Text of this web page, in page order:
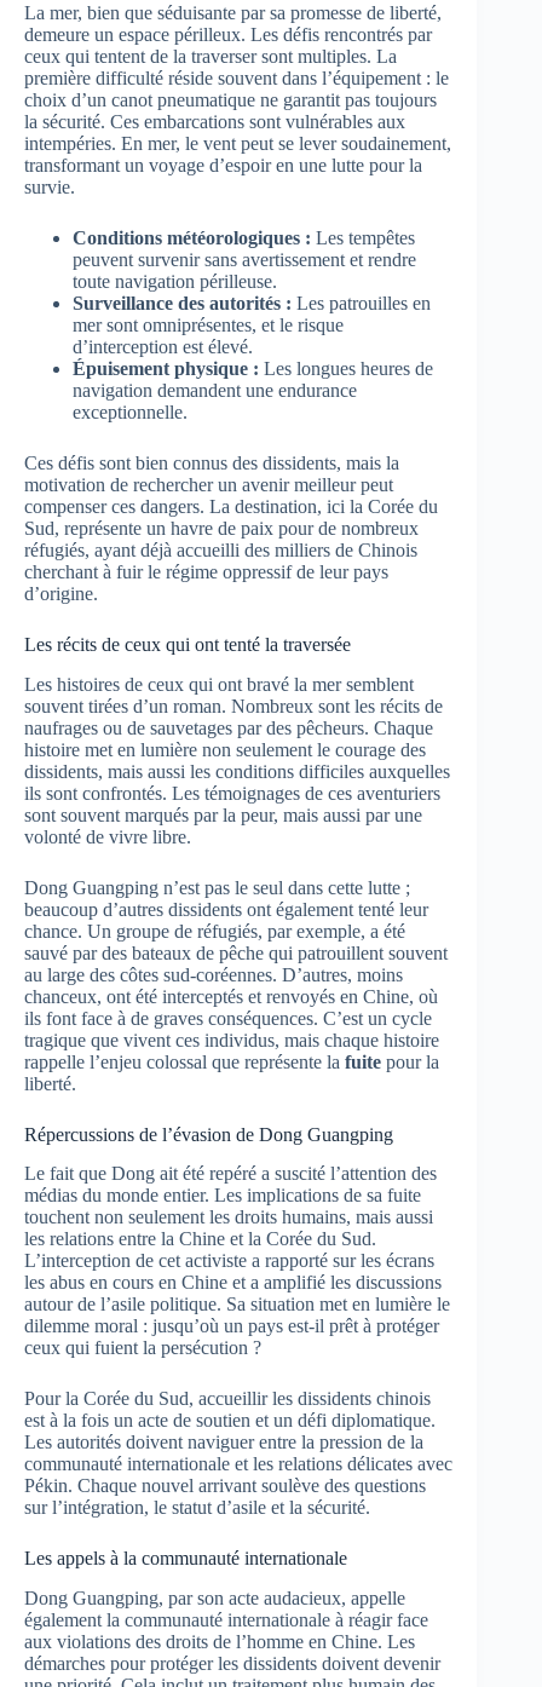
La mer, bien que séduisante par sa promesse de liberté,
demeure un espace périlleux. Les défis rencontrés par
ceux qui tentent de la traverser sont multiples. La
première difficulté réside souvent dans l’équipement : le
choix d’un canot pneumatique ne garantit pas toujours
la sécurité. Ces embarcations sont vulnérables aux
intempéries. En mer, le vent peut se lever soudainement,
transformant un voyage d’espoir en une lutte pour la
survie.
Conditions météorologiques : Les tempêtes
peuvent survenir sans avertissement et rendre
toute navigation périlleuse.
Surveillance des autorités : Les patrouilles en
mer sont omniprésentes, et le risque
d’interception est élevé.
Épuisement physique : Les longues heures de
navigation demandent une endurance
exceptionnelle.
Ces défis sont bien connus des dissidents, mais la
motivation de rechercher un avenir meilleur peut
compenser ces dangers. La destination, ici la Corée du
Sud, représente un havre de paix pour de nombreux
réfugiés, ayant déjà accueilli des milliers de Chinois
cherchant à fuir le régime oppressif de leur pays
d’origine.
Les récits de ceux qui ont tenté la traversée
Les histoires de ceux qui ont bravé la mer semblent
souvent tirées d’un roman. Nombreux sont les récits de
naufrages ou de sauvetages par des pêcheurs. Chaque
histoire met en lumière non seulement le courage des
dissidents, mais aussi les conditions difficiles auxquelles
ils sont confrontés. Les témoignages de ces aventuriers
sont souvent marqués par la peur, mais aussi par une
volonté de vivre libre.
Dong Guangping n’est pas le seul dans cette lutte ;
beaucoup d’autres dissidents ont également tenté leur
chance. Un groupe de réfugiés, par exemple, a été
sauvé par des bateaux de pêche qui patrouillent souvent
au large des côtes sud-coréennes. D’autres, moins
chanceux, ont été interceptés et renvoyés en Chine, où
ils font face à de graves conséquences. C’est un cycle
tragique que vivent ces individus, mais chaque histoire
rappelle l’enjeu colossal que représente la fuite pour la
liberté.
Répercussions de l’évasion de Dong Guangping
Le fait que Dong ait été repéré a suscité l’attention des
médias du monde entier. Les implications de sa fuite
touchent non seulement les droits humains, mais aussi
les relations entre la Chine et la Corée du Sud.
L’interception de cet activiste a rapporté sur les écrans
les abus en cours en Chine et a amplifié les discussions
autour de l’asile politique. Sa situation met en lumière le
dilemme moral : jusqu’où un pays est-il prêt à protéger
ceux qui fuient la persécution ?
Pour la Corée du Sud, accueillir les dissidents chinois
est à la fois un acte de soutien et un défi diplomatique.
Les autorités doivent naviguer entre la pression de la
communauté internationale et les relations délicates avec
Pékin. Chaque nouvel arrivant soulève des questions
sur l’intégration, le statut d’asile et la sécurité.
Les appels à la communauté internationale
Dong Guangping, par son acte audacieux, appelle
également la communauté internationale à réagir face
aux violations des droits de l’homme en Chine. Les
démarches pour protéger les dissidents doivent devenir